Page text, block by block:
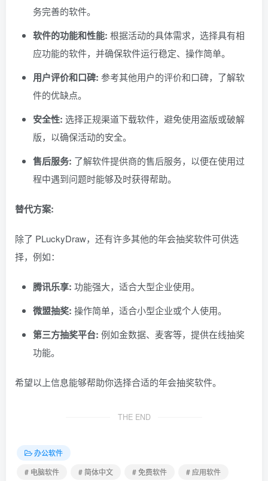
务完善的软件。
软件的功能和性能: 根据活动的具体需求，选择具有相
应功能的软件，并确保软件运行稳定、操作简单。
用户评价和口碑: 参考其他用户的评价和口碑，了解软
件的优缺点。
安全性: 选择正规渠道下载软件，避免使用盗版或破解
版，以确保活动的安全。
售后服务: 了解软件提供商的售后服务，以便在使用过
程中遇到问题时能够及时获得帮助。
替代方案:
除了 PLuckyDraw，还有许多其他的年会抽奖软件可供选
择，例如：
腾讯乐享: 功能强大，适合大型企业使用。
微盟抽奖: 操作简单，适合小型企业或个人使用。
第三方抽奖平台: 例如金数据、麦客等，提供在线抽奖
功能。
希望以上信息能够帮助你选择合适的年会抽奖软件。
THE END
办公软件
# 电脑软件
# 简体中文 # 免费软件
# 应用软件